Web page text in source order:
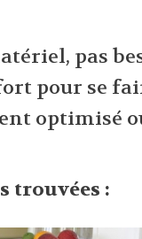
pas
pour se
optimisé
trouvées :